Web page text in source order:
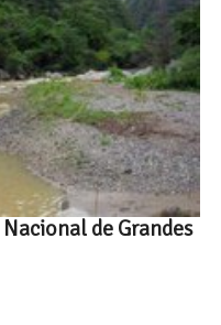
de Grandes